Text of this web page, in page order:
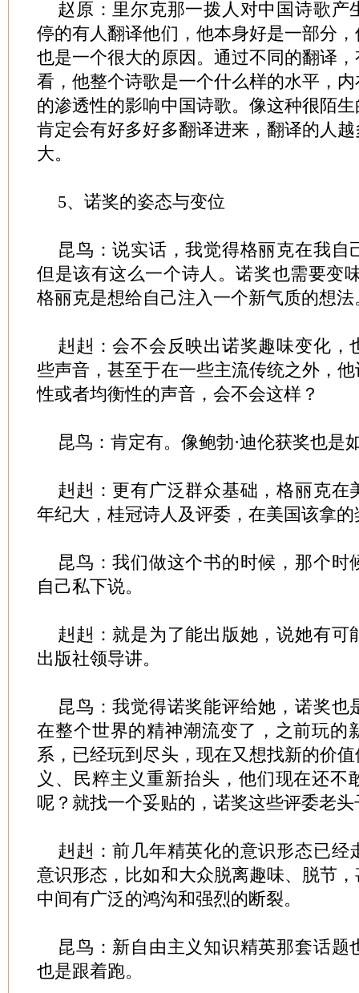
赵原：里尔克那一拨人对中国诗歌产
停的有人翻译他们，他本身好是一部分
也是一个很大的原因。通过不同的翻译
看，他整个诗歌是一个什么样的水平，
的渗透性的影响中国诗歌。像这种很陌
肯定会有好多好多翻译进来，翻译的人
大。
5、诺奖的姿态与变位
昆鸟：说实话，我觉得格丽克在我自
但是该有这么一个诗人。诺奖也需要变
格丽克是想给自己注入一个新气质的想法
赳赳：会不会反映出诺奖趣味变化，
些声音，甚至于在一些主流传统之外，
性或者均衡性的声音，会不会这样？
昆鸟：肯定有。像鲍勃·迪伦获奖也是
赳赳：更有广泛群众基础，格丽克在
年纪大，桂冠诗人及评委，在美国该拿
昆鸟：我们做这个书的时候，那个时
自己私下说。
赳赳：就是为了能出版她，说她有可
出版社领导讲。
昆鸟：我觉得诺奖能评给她，诺奖也
在整个世界的精神潮流变了，之前玩的
系，已经玩到尽头，现在又想找新的价
义、民粹主义重新抬头，他们现在还不
呢？就找一个妥贴的，诺奖这些评委老
赳赳：前几年精英化的意识形态已经
意识形态，比如和大众脱离趣味、脱节
中间有广泛的鸿沟和强烈的断裂。
昆鸟：新自由主义知识精英那套话题
也是跟着跑。